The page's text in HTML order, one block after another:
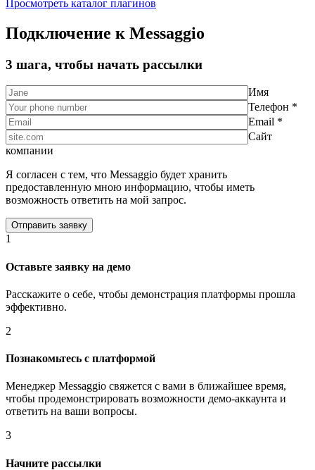
Просмотреть каталог плагинов
Подключение к Messaggio
3 шага, чтобы начать рассылки
Имя
Телефон *
Email *
Сайт
компании
Я согласен с тем, что Messaggio будет хранить
предоставленную мною информацию, чтобы иметь
возможность ответить на мой запрос.
1
Оставьте заявку на демо
Расскажите о себе, чтобы демонстрация платформы прошла
эффективно.
2
Познакомьтесь с платформой
Менеджер Messaggio свяжется с вами в ближайшее время,
чтобы продемонстрировать возможности демо-аккаунта и
ответить на ваши вопросы.
3
Начните рассылки